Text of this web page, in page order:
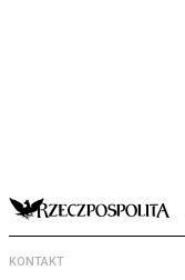
KONTAKT